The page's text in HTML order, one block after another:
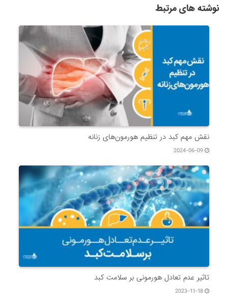
نوشته های مرتبط
نقش مهم کبد در تنظیم هورمون‌های زنانه
2024-06-09
تاثیر عدم تعادل هورمونی بر سلامت کبد
2023-11-18